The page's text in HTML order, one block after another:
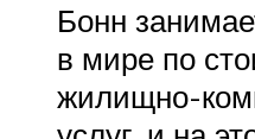
Бонн
в мире по
жилищно-